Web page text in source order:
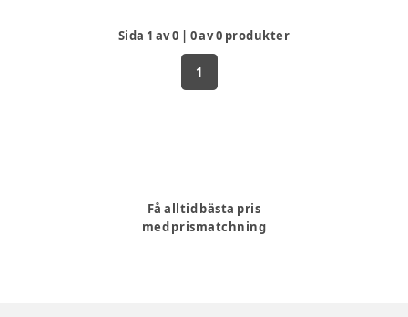
Sida 1 av0 | 0av0 produkter
1
Få alltid bästa pris
med prismatchning